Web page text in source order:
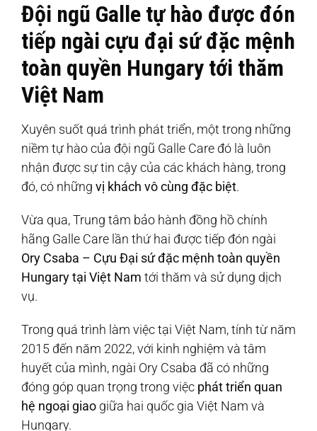
Đội ngũ Galle tự hào được đón
tiếp ngài cựu đại sứ đặc mệnh
toàn quyền Hungary tới thăm
Việt Nam
Xuyên suốt quá trình phát triển, một trong những
niềm tự hào của đội ngũ Galle Care đó là luôn
nhận được sự tin cậy của các khách hàng, trong
đó, có những vị khách vô cùng đặc biệt.
Vừa qua, Trung tâm bảo hành đồng hồ chính
hãng Galle Care lần thứ hai được tiếp đón ngài
Ory Csaba – Cựu Đại sứ đặc mệnh toàn quyền
Hungary tại Việt Nam tới thăm và sử dụng dịch
vụ.
Trong quá trình làm việc tại Việt Nam, tính từ năm
2015 đến năm 2022, với kinh nghiệm và tâm
huyết của mình, ngài Ory Csaba đã có những
đóng góp quan trọng trong việc phát triển quan
hệ ngoại giao giữa hai quốc gia Việt Nam và
Hungary.